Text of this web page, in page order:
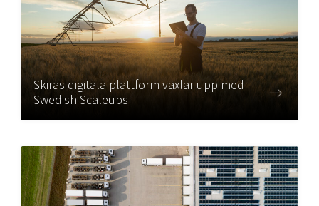
Skiras digitala plattform växlar upp med
Swedish Scaleups